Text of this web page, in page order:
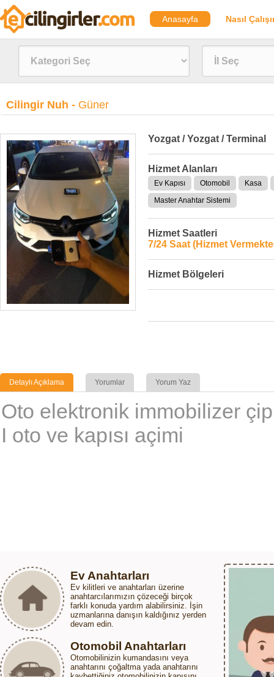
Anasayfa Nasıl
Cilingir Nuh - Güner
Yozgat / Yozgat / Terminal
Hizmet Alanları
Ev Kapısı Otomobil
Kasa
Master Anahtar Sistemi
Hizmet Saatleri
7/24 Saat (Hizmet
Hizmet Bölgeleri
Detaylı Açıklama Yorumlar Yorum Yaz
Ev Anahtarları
Ev kilitleri ve anahtarları üzerine
anahtarcılarımızın çözeceği birçok
farklı konuda yardım alabilirsiniz. İşin
uzmanlarına danışın kaldığınız yerden
devam edin.
Otomobil Anahtarları
Otomobilinizin kumandasını veya
anahtarını çoğaltma yada anahtarını